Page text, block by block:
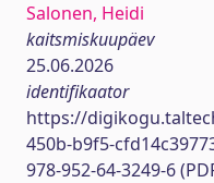
Salonen, Heidi
kaitsmiskuupäev
25.06.2026
identifikaator
https://
450b-b9f5-
978-952-64-3249-6